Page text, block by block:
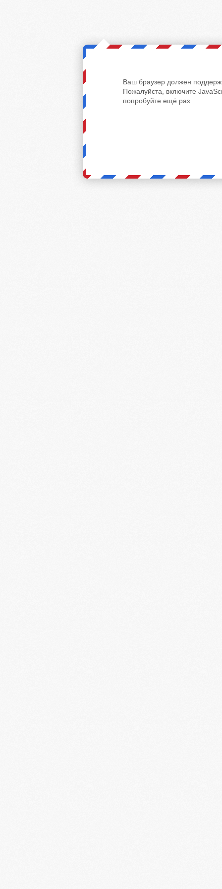
Ваш браузер должен
Пожалуйста, включите
попробуйте ещё раз